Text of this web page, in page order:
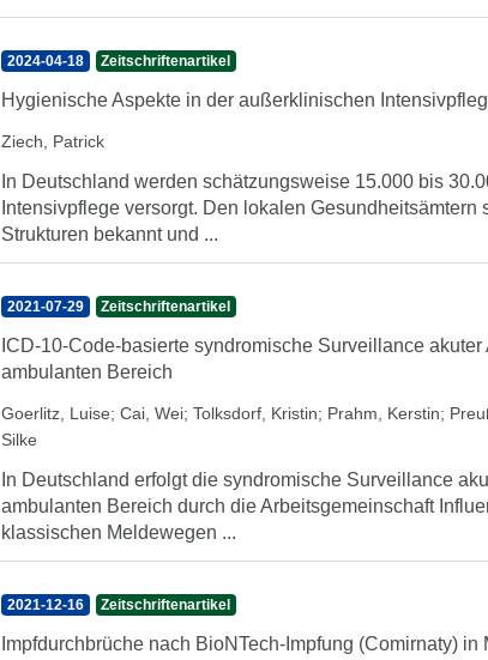
2024-04-18 Zeitschriftenartikel
Hygienische Aspekte in der außerklinischen
Ziech, Patrick
In Deutschland werden schätzungsweise 15.000 bis
Intensivpflege versorgt. Den lokalen
Strukturen bekannt und ...
2021-07-29 Zeitschriftenartikel
ICD-10-Code-basierte syndromische Surveillance
ambulanten Bereich
Goerlitz, Luise; Cai, Wei; Tolksdorf, Kristin; Prahm, Kerstin;
Silke
In Deutschland erfolgt die syndromische Surveillance
ambulanten Bereich durch die Arbeitsgemeinschaft
klassischen Meldewegen ...
2021-12-16 Zeitschriftenartikel
Impfdurchbrüche nach BioNTech-Impfung (Comirnaty)